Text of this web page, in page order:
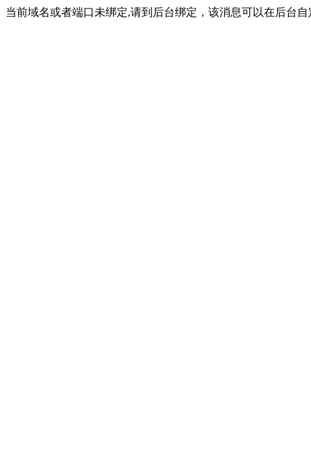
当前域名或者端口未绑定,请到后台绑定，该消息可以在后台自